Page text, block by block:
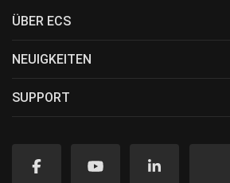
ÜBER ECS
NEUIGKEITEN
SUPPORT